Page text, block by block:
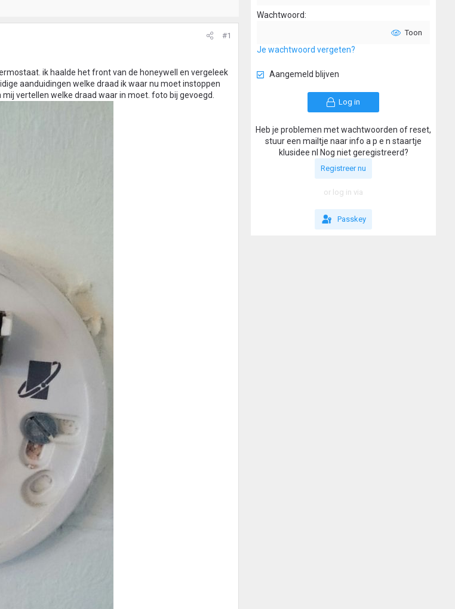
#1
ik haalde het front van de honeywell en vergeleek
aanduidingen welke draad ik waar nu moet instoppen
vertellen welke draad waar in moet. foto bij gevoegd.
Wachtwoord
Toon
Je wachtwoord vergeten?
Aangemeld blijven
Log in
Heb je problemen met wachtwoorden of reset,
stuur een mailtje naar info a p e n staartje
klusidee nl Nog niet geregistreerd?
Registreer nu
or log in via
Passkey